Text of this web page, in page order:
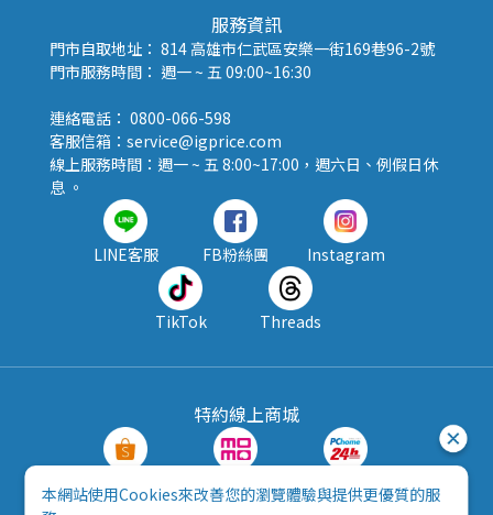
服務資訊
門市自取地址： 814 高雄市仁武區安樂一街169巷96-2號
門市服務時間： 週一 ~ 五 09:00~16:30
連絡電話： 0800-066-598
客服信箱：service@igprice.com
線上服務時間：週一 ~ 五 8:00~17:00，週六日、例假日休
息 。
LINE客服 FB粉絲團 Instagram
TikTok Threads
特約線上商城
本網站使用Cookies來改善您的瀏覽體驗與提供更優質的服